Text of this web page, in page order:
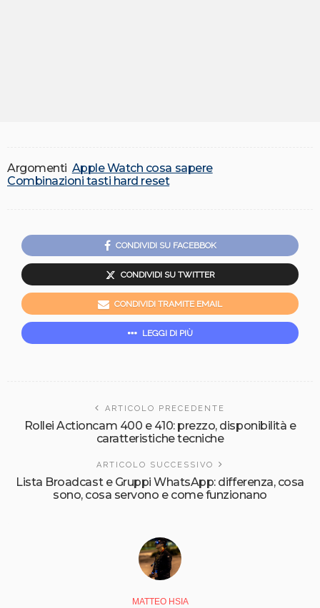
Argomenti Apple Watch cosa sapere
Combinazioni tasti hard reset
CONDIVIDI SU FACEBBOK
CONDIVIDI SU TWITTER
CONDIVIDI TRAMITE EMAIL
LEGGI DI PIÙ
ARTICOLO PRECEDENTE
Rollei Actioncam 400 e 410: prezzo, disponibilità e
caratteristiche tecniche
ARTICOLO SUCCESSIVO
Lista Broadcast e Gruppi WhatsApp: differenza, cosa
sono, cosa servono e come funzionano
MATTEO HSIA